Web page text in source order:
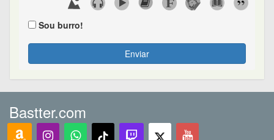
Sou burro!
Enviar
Bastter.com